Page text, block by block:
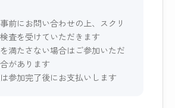
前にお問い合わせの上、スクリ
査を受けていただきます
満たさない場合はご参加いただ
があります
参加完了後にお支払いします